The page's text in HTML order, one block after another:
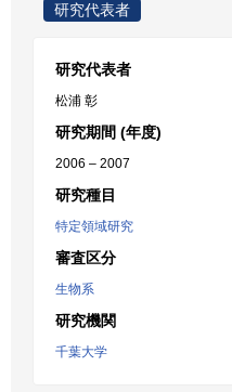
研究代表者
研究代表者
松浦 彰
研究期間 (年度)
2006 – 2007
研究種目
特定領域研究
審査区分
生物系
研究機関
千葉大学